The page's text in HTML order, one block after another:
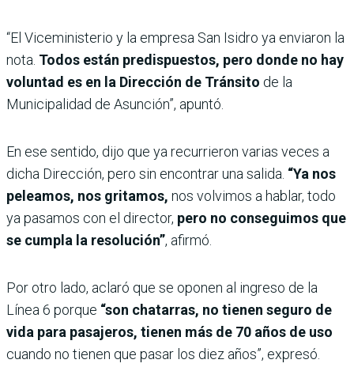
“El Viceministerio y la empresa San Isidro ya enviaron la
nota. Todos están predispuestos, pero donde no hay
voluntad es en la Dirección de Tránsito de la
Municipalidad de Asunción”, apuntó.
En ese sentido, dijo que ya recurrieron varias veces a
dicha Dirección, pero sin encontrar una salida. “Ya nos
peleamos, nos gritamos, nos volvimos a hablar, todo
ya pasamos con el director, pero no conseguimos que
se cumpla la resolución”, afirmó.
Por otro lado, aclaró que se oponen al ingreso de la
Línea 6 porque “son chatarras, no tienen seguro de
vida para pasajeros, tienen más de 70 años de uso
cuando no tienen que pasar los diez años”, expresó.